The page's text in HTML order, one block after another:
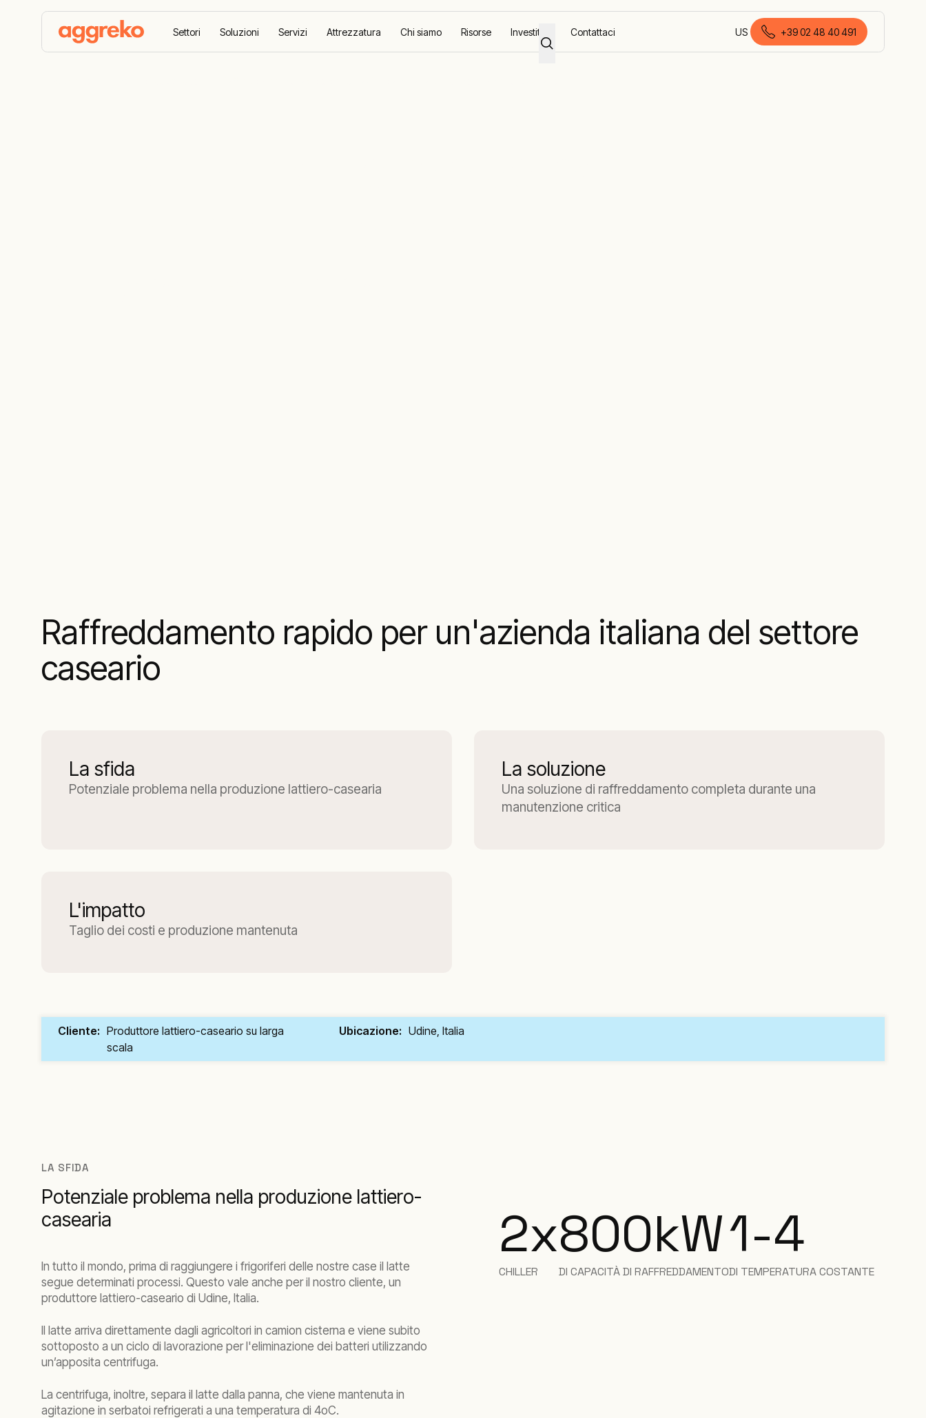
Settori Soluzioni Servizi Attrezzatura Chi siamo Risorse Investitori Contattaci US
italiano (Italia)
+39 02 48 40 491
Raffreddamento rapido per un'azienda italiana del settore
caseario
La sfida
Potenziale problema nella produzione lattiero-casearia
La soluzione
Una soluzione di raffreddamento completa durante una
manutenzione critica
L'impatto
Taglio dei costi e produzione mantenuta
Cliente: Produttore lattiero-caseario su larga
scala
Ubicazione: Udine, Italia
LA SFIDA
Potenziale problema nella produzione lattiero-
casearia
In tutto il mondo, prima di raggiungere i frigoriferi delle nostre case il latte
segue determinati processi. Questo vale anche per il nostro cliente, un
produttore lattiero-caseario di Udine, Italia.
Il latte arriva direttamente dagli agricoltori in camion cisterna e viene subito
sottoposto a un ciclo di lavorazione per l'eliminazione dei batteri utilizzando
un’apposita centrifuga.
La centrifuga, inoltre, separa il latte dalla panna, che viene mantenuta in
agitazione in serbatoi refrigerati a una temperatura di 4oC.
2x
CHILLER
800kW
DI CAPACITÀ DI RAFFREDDAMENTO
1-4
DI TEMPERATURA COSTANTE